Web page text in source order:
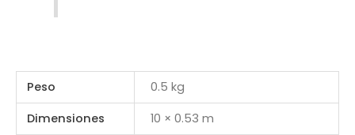
Peso
0.5 kg
Dimensiones
10 × 0.53 m